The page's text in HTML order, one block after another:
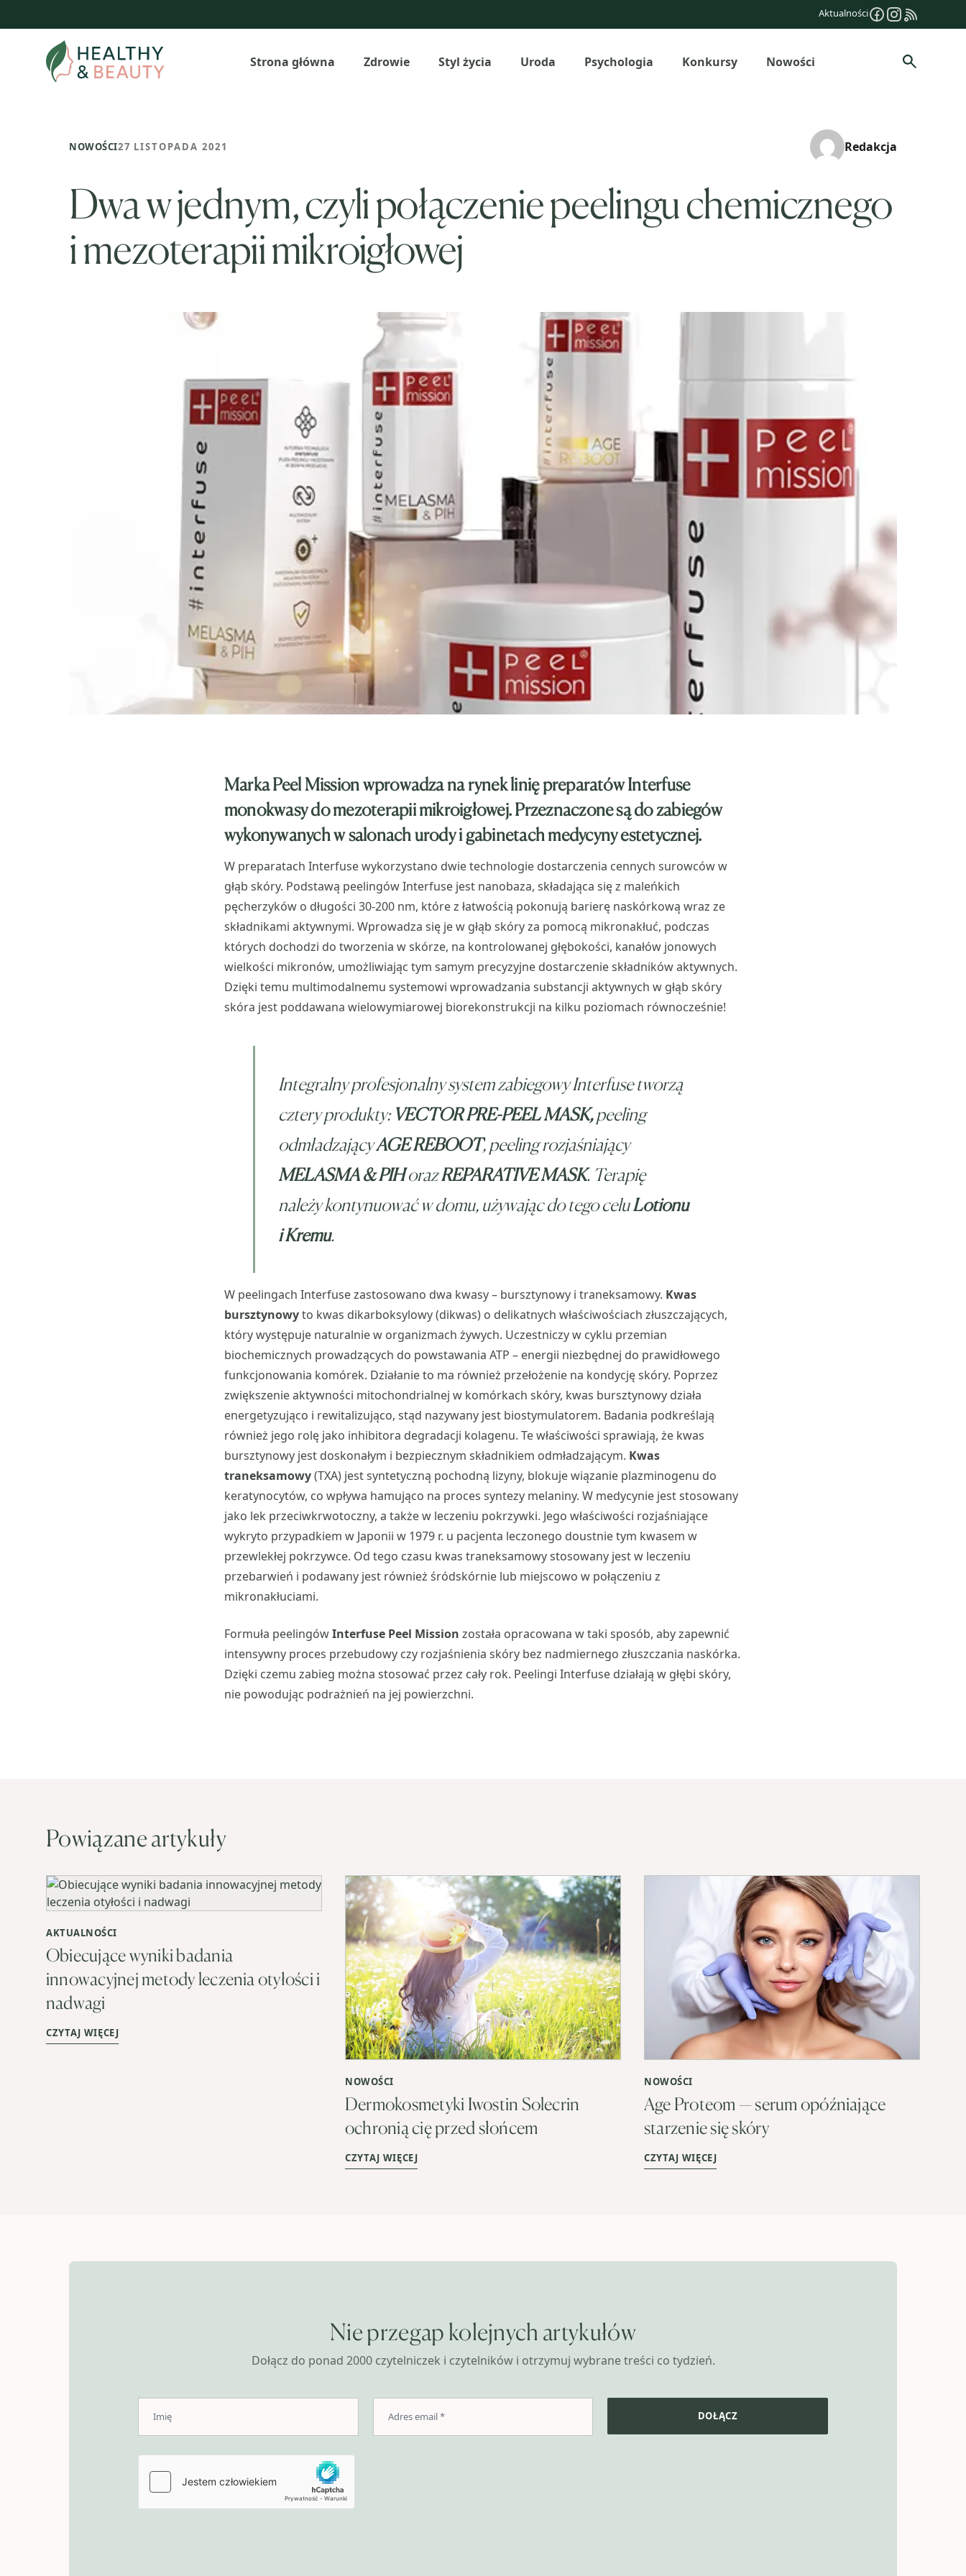
do
Aktualności
Strona główna Zdrowie Styl życia Uroda Psychologia Konkursy Nowości Szukaj
NOWOŚCI27 LISTOPADA 2021 Redakcja
Dwa w jednym, czyli połączenie peelingu chemicznego
i mezoterapii mikroigłowej
Marka Peel Mission wprowadza na rynek linię preparatów Interfuse
monokwasy do mezoterapii mikroigłowej. Przeznaczone są do zabiegów
wykonywanych w salonach urody i gabinetach medycyny estetycznej.
W preparatach Interfuse wykorzystano dwie technologie dostarczenia cennych surowców w
głąb skóry. Podstawą peelingów Interfuse jest nanobaza, składająca się z maleńkich
pęcherzyków o długości 30-200 nm, które z łatwością pokonują barierę naskórkową wraz ze
składnikami aktywnymi. Wprowadza się je w głąb skóry za pomocą mikronakłuć, podczas
których dochodzi do tworzenia w skórze, na kontrolowanej głębokości, kanałów jonowych
wielkości mikronów, umożliwiając tym samym precyzyjne dostarczenie składników aktywnych.
Dzięki temu multimodalnemu systemowi wprowadzania substancji aktywnych w głąb skóry
skóra jest poddawana wielowymiarowej biorekonstrukcji na kilku poziomach równocześnie!
Integralny profesjonalny system zabiegowy Interfuse tworzą
cztery produkty: VECTOR PRE-PEEL MASK,peeling
odmładzającyAGE REBOOT, peeling rozjaśniający
MELASMA & PIHorazREPARATIVE MASK. Terapię
należy kontynuować w domu, używając do tego celuLotionu
i Kremu.
W peelingach Interfuse zastosowano dwa kwasy – bursztynowy i traneksamowy. Kwas
bursztynowyto kwas dikarboksylowy (dikwas) o delikatnych właściwościach złuszczających,
który występuje naturalnie w organizmach żywych. Uczestniczy w cyklu przemian
biochemicznych prowadzących do powstawania ATP – energii niezbędnej do prawidłowego
funkcjonowania komórek. Działanie to ma również przełożenie na kondycję skóry. Poprzez
zwiększenie aktywności mitochondrialnej w komórkach skóry, kwas bursztynowy działa
energetyzująco i rewitalizująco, stąd nazywany jest biostymulatorem. Badania podkreślają
również jego rolę jako inhibitora degradacji kolagenu. Te właściwości sprawiają, że kwas
bursztynowy jest doskonałym i bezpiecznym składnikiem odmładzającym. Kwas
traneksamowy(TXA) jest syntetyczną pochodną lizyny, blokuje wiązanie plazminogenu do
keratynocytów, co wpływa hamująco na proces syntezy melaniny. W medycynie jest stosowany
jako lek przeciwkrwotoczny, a także w leczeniu pokrzywki. Jego właściwości rozjaśniające
wykryto przypadkiem w Japonii w 1979 r. u pacjenta leczonego doustnie tym kwasem w
przewlekłej pokrzywce. Od tego czasu kwas traneksamowy stosowany jest w leczeniu
przebarwień i podawany jest również śródskórnie lub miejscowo w połączeniu z
mikronakłuciami.
Formuła peelingówInterfuse Peel Mission została opracowana w taki sposób, aby zapewnić
intensywny proces przebudowy czy rozjaśnienia skóry bez nadmiernego złuszczania naskórka.
Dzięki czemu zabieg można stosować przez cały rok. Peelingi Interfuse działają w głębi skóry,
nie powodując podrażnień na jej powierzchni.
Powiązane artykuły
AKTUALNOŚCI
Obiecujące wyniki badania
innowacyjnej metody leczenia otyłości i
nadwagi
CZYTAJ WIĘCEJ
NOWOŚCI
Dermokosmetyki Iwostin Solecrin
ochronią cię przed słońcem
CZYTAJ WIĘCEJ
NOWOŚCI
Age Proteom — serum opóźniające
starzenie się skóry
CZYTAJ WIĘCEJ
Nie przegap kolejnych artykułów
Dołącz do ponad 2000 czytelniczek i czytelników i otrzymuj wybrane treści co tydzień.